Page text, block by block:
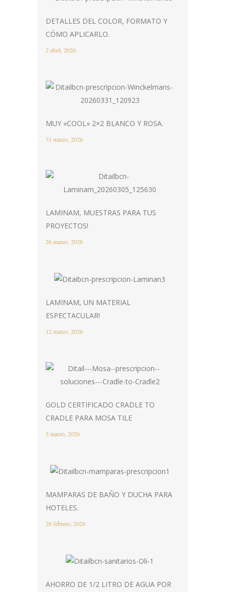
DETALLES DEL COLOR, FORMATO Y
CÓMO APLICARLO.
2 abril, 2026
MUY «COOL» 2×2 BLANCO Y ROSA.
31 marzo, 2026
LAMINAM, MUESTRAS PARA TUS
PROYECTOS!
26 marzo, 2026
LAMINAM, UN MATERIAL
ESPECTACULAR!
12 marzo, 2026
GOLD CERTIFICADO CRADLE TO
CRADLE PARA MOSA TILE
5 marzo, 2026
MAMPARAS DE BAÑO Y DUCHA PARA
HOTELES.
26 febrero, 2026
AHORRO DE 1/2 LITRO DE AGUA POR